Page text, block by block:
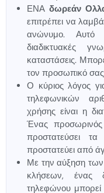
ΕΝΑδωρεάν
επιτρέπει να
ανώνυμο. Αυτό
διαδικτυακές
καταστάσεις.
τον προσωπικό
Ο κύριος λόγος
τηλεφωνικών
χρήσης είναι η
Ένας
προστατεύσει
προστατεύει από
Με την αύξηση των
κλήσεων, ένας
τηλεφώνου